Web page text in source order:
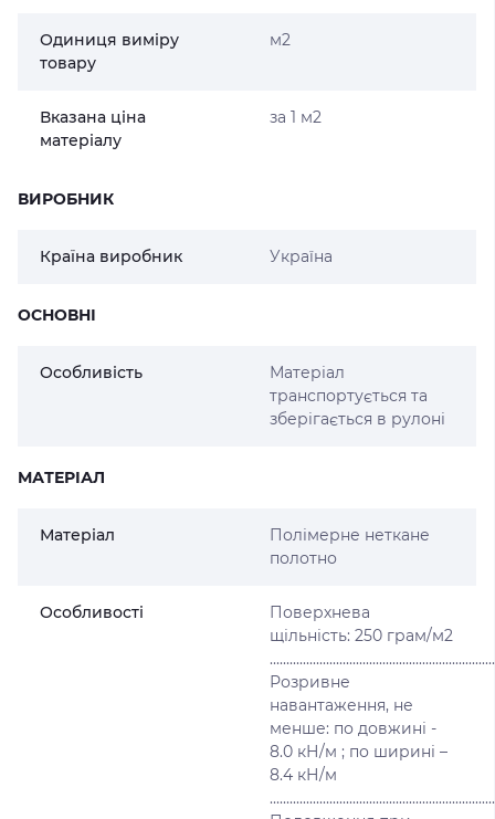
Одиниця виміру
товару
м2
Вказана ціна
матеріалу
за 1 м2
ВИРОБНИК
Країна виробник Україна
ОСНОВНІ
Особливість
Матеріал
транспортується та
зберігається в рулоні
МАТЕРІАЛ
Матеріал
Полімерне неткане
полотно
Особливості
Поверхнева
щільність: 250 грам/м2
Розривне
навантаження, не
менше: по довжині -
8.0 кН/м ; по ширині –
8.4 кН/м